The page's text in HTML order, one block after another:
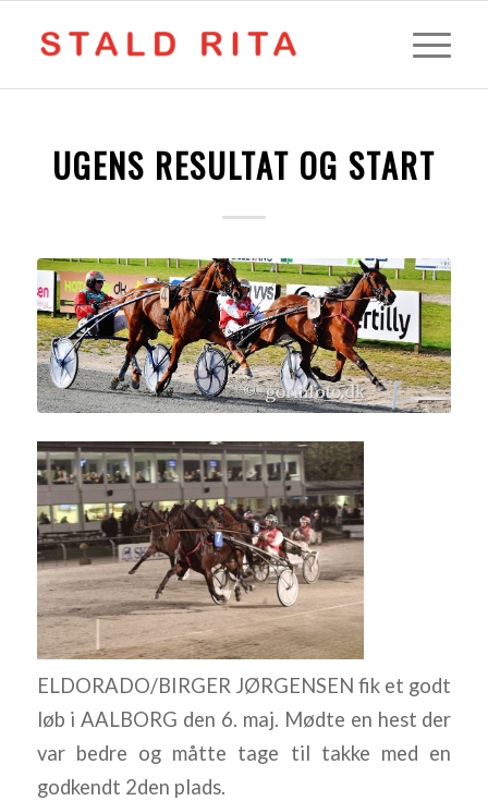
UGENS RESULTAT OG START
ELDORADO/BIRGER JØRGENSEN fik et godt
løb i AALBORG den 6. maj. Mødte en hest der
var bedre og måtte tage til takke med en
godkendt 2den plads.